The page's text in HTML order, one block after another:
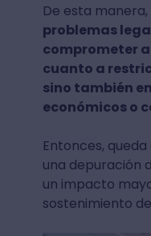
De esta manera,
problemas
comprometer
cuanto a
sino también
económicos o
Entonces,
una depuración
un impacto
sostenimiento